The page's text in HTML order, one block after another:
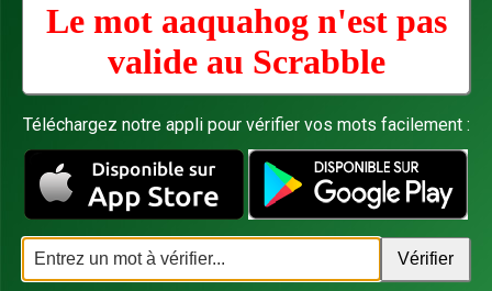
Le mot aaquahog n'est pas
valide au Scrabble
Téléchargez notre appli pour vérifier vos mots facilement :